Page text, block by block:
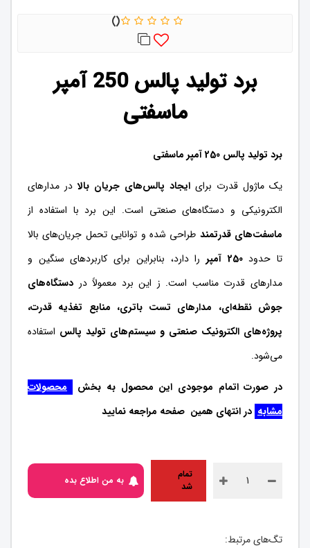
برد تولید پالس 250 آمپر
ماسفتی
برد تولید پالس 250 آمپر ماسفتی
یک ماژول قدرت برای ایجاد پالس‌های جریان بالا در مدارهای
الکترونیکی و دستگاه‌های صنعتی است. این برد با استفاده از
ماسفت‌های قدرتمند طراحی شده و توانایی تحمل جریان‌های بالا
تا حدود250 آمپر
را دارد، بنابراین برای کاربردهای سنگین و
مدارهای قدرت مناسب است. ز این برد معمولاً در دستگاه‌های
جوش نقطه‌ای، مدارهای تست باتری، منابع تغذیه قدرت،
پروژه‌های الکترونیک صنعتی و سیستم‌های تولید پالس استفاده
می‌شود.
در صورت اتمام موجودی این محصول به بخش
محصولات
مشابه در انتهای همین صفحه مراجعه نمایید
تمام
شد
به من اطلاع بده